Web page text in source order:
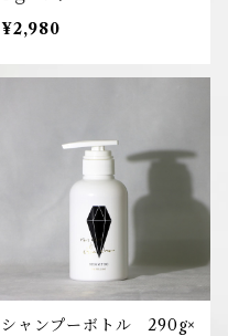
¥2,980
シャンプーボトル 290g×